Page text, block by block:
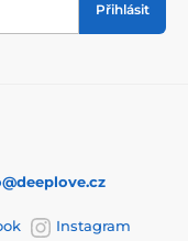
Přihlásit
Instagram